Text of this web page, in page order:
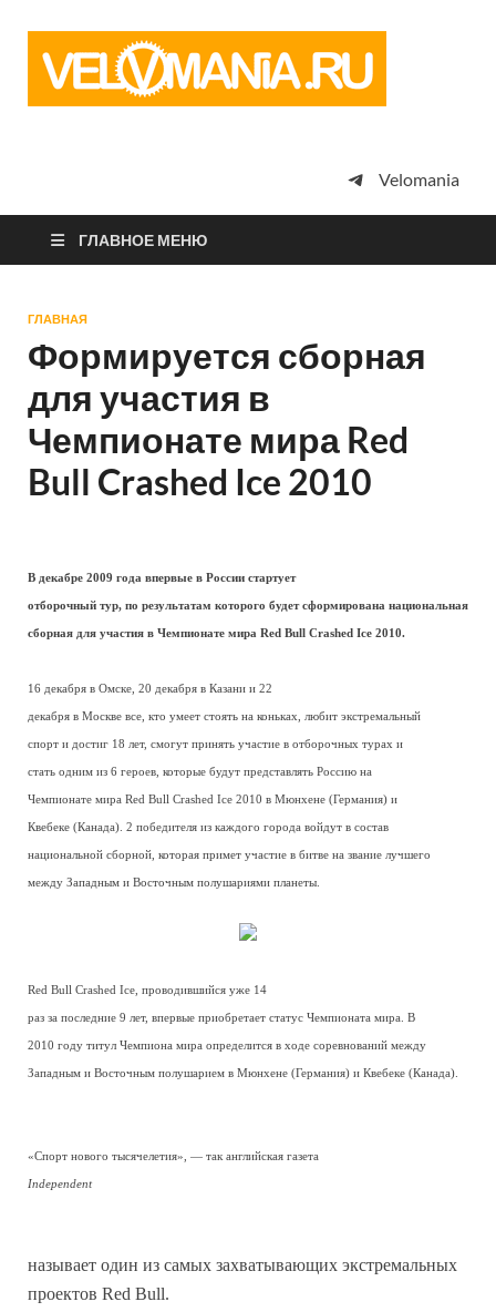
просто
Velomania
ГЛАВНОЕ МЕНЮ
ГЛАВНАЯ
Формируется сборная
для участия в
Чемпионате мира Red
Bull Crashed Ice 2010
В декабре 2009 года впервые в России стартует
отборочный тур, по результатам которого будет сформирована национальная
сборная для участия в Чемпионате мира Red Bull Crashed Ice 2010.
16 декабря в Омске, 20 декабря в Казани и 22
декабря в Москве все, кто умеет стоять на коньках, любит экстремальный
спорт и достиг 18 лет, смогут принять участие в отборочных турах и
стать одним из 6 героев, которые будут представлять Россию на
Чемпионате мира Red Bull Crashed Ice 2010 в Мюнхене (Германия) и
Квебеке (Канада). 2 победителя из каждого города войдут в состав
национальной сборной, которая примет участие в битве на звание лучшего
между Западным и Восточным полушариями планеты.
Red Bull Crashed Ice, проводившийся уже 14
раз за последние 9 лет, впервые приобретает статус Чемпионата мира. В
2010 году титул Чемпиона мира определится в ходе соревнований между
Западным и Восточным полушарием в Мюнхене (Германия) и Квебеке (Канада).
«Спорт нового тысячелетия», — так английская газета
Independent
называет один из самых захватывающих экстремальных
проектов Red Bull.